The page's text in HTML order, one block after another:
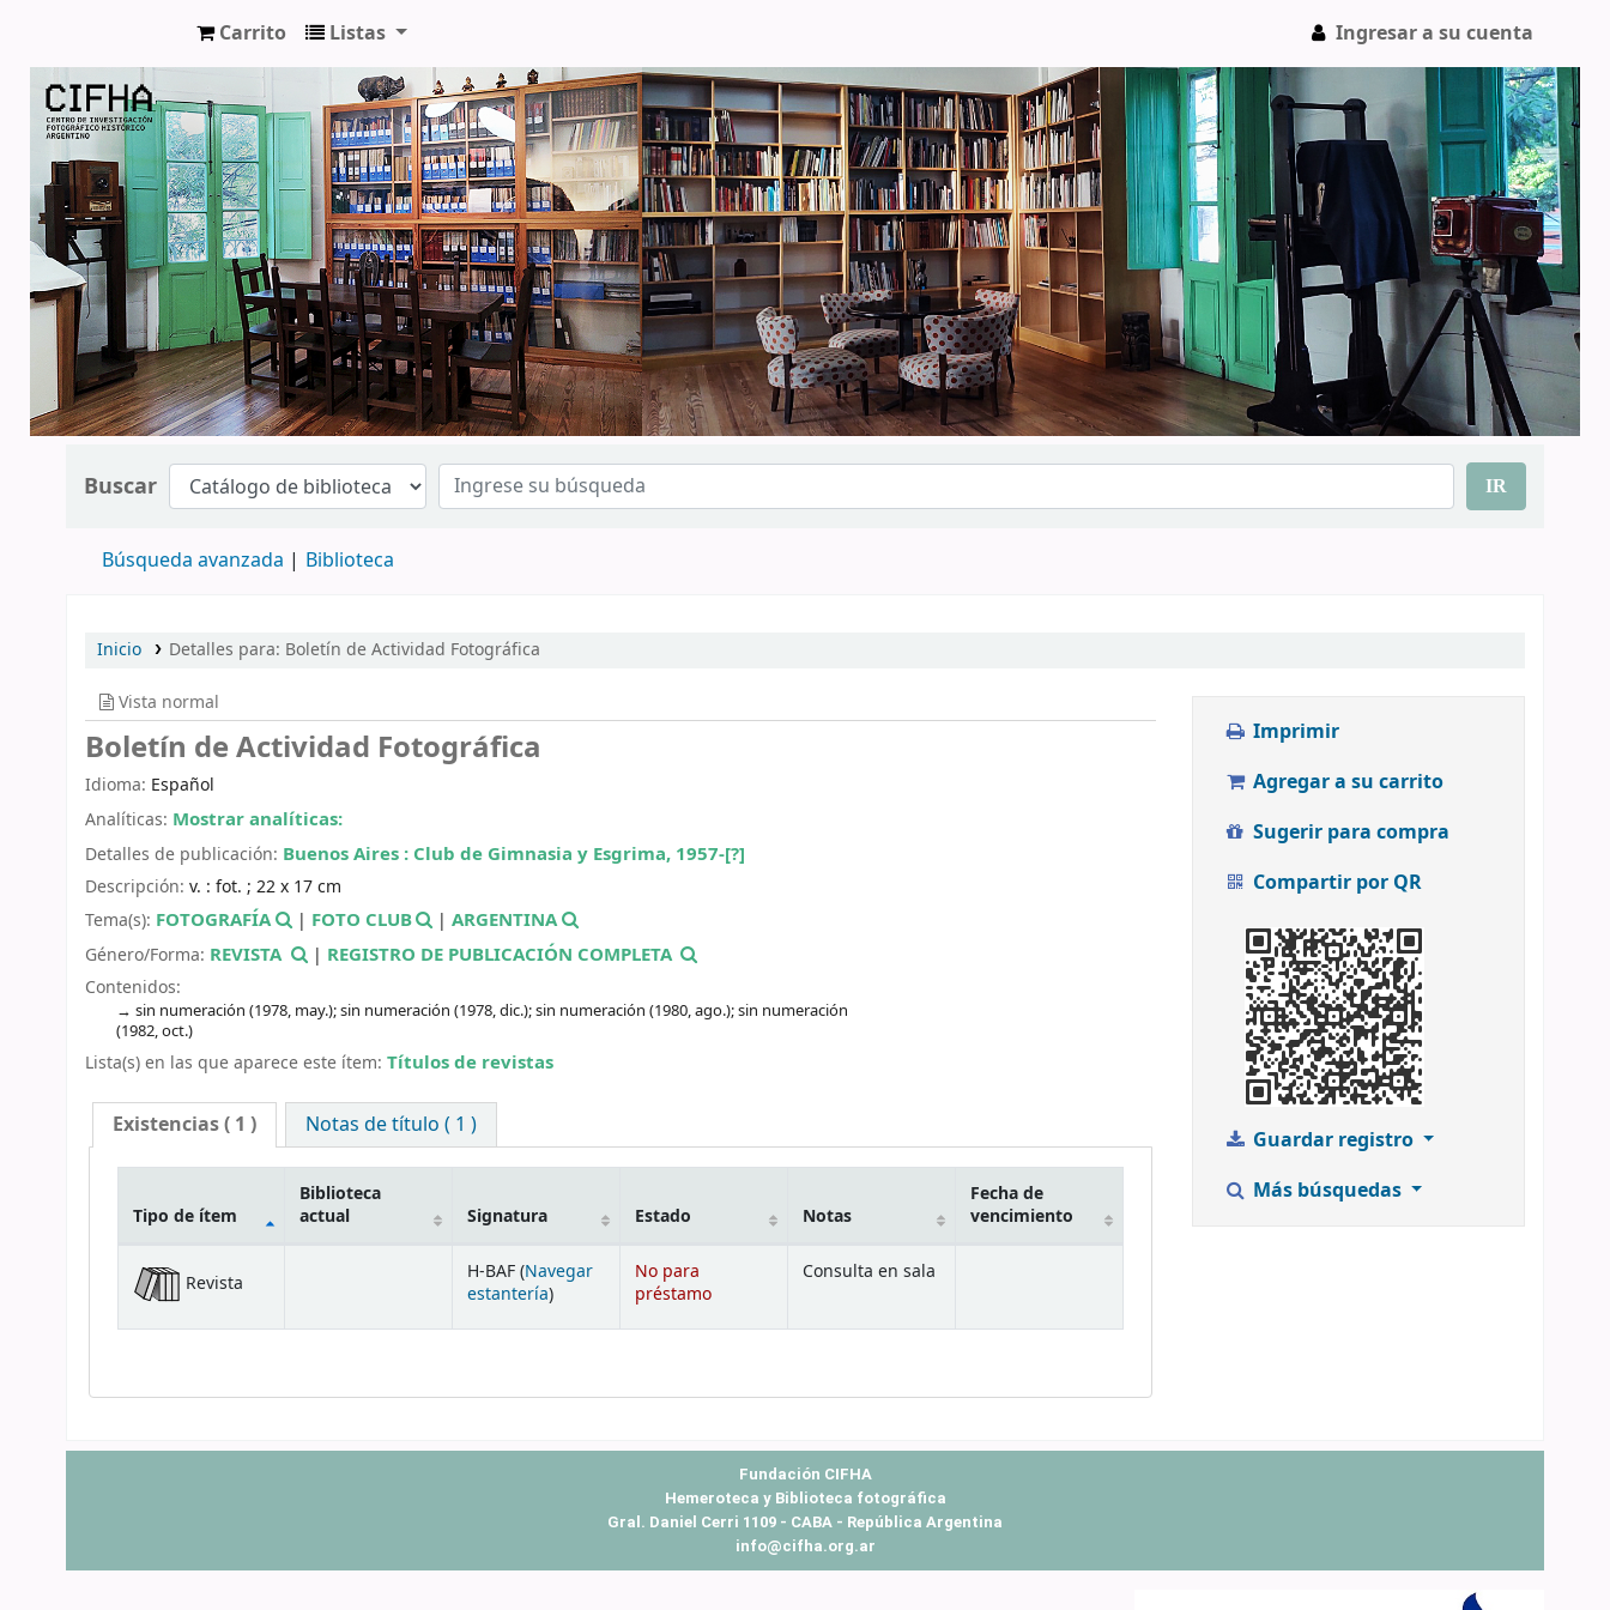
CIFHA
Carrito Listas Ingresar a su cuenta
Buscar IR
Búsqueda avanzada Biblioteca
Inicio Detalles para: Boletín de Actividad Fotográfica
Vista normal
Boletín de Actividad Fotográfica
Idioma: Español
Analíticas: Mostrar analíticas:
Detalles de publicación: Buenos Aires : Club de Gimnasia y Esgrima, 1957-[?]
Descripción: v. : fot. ; 22 x 17 cm
Tema(s): FOTOGRAFÍA | FOTO CLUB |ARGENTINA
Género/Forma: REVISTA | REGISTRO DE PUBLICACIÓN COMPLETA
Contenidos:
sin numeración (1978, may.); sin numeración (1978, dic.); sin numeración (1980, ago.); sin numeración
(1982, oct.)
Lista(s) en las que aparece este ítem: Títulos de revistas
Existencias( 1 ) Notas de título ( 1 )
Tipo de ítem
Biblioteca
actual
Signatura Estado Notas
Fecha de
vencimiento
Revista H-BAF (Navegar
estantería(Abre debajo)
)
No para
préstamo
Consulta en sala
Imprimir
Agregar a su carrito
Sugerir para compra
Compartir por QR
Guardar registro
Más búsquedas
Fundación CIFHA
Hemeroteca y Biblioteca fotográfica
Gral. Daniel Cerri 1109 - CABA - República Argentina
info@cifha.org.ar